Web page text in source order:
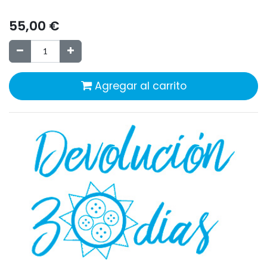
55,00 €
Agregar al carrito